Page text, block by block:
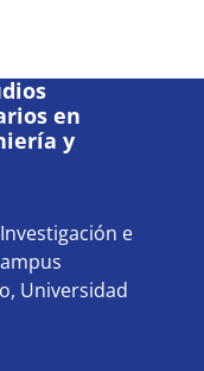
en
y
e
Universidad